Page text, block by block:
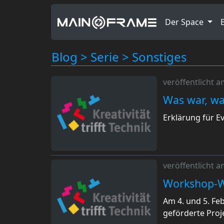
Der Space
Blog > Serie > Sonstiges
veröffentlicht
Was war,
Erklärung für
veröffentlicht
Workshop-
Am 4. und 5.
geförderte